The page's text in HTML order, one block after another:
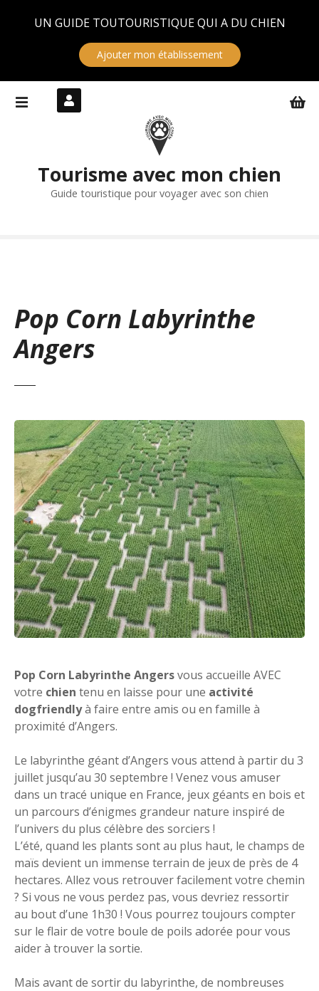
UN GUIDE TOUTOURISTIQUE QUI A DU CHIEN
Ajouter mon établissement
Tourisme avec mon chien
Guide touristique pour voyager avec son chien
Pop Corn Labyrinthe
Angers
Pop Corn Labyrinthe Angersvous accueille AVEC
votre chien tenu en laisse pour une activité
dogfriendlyà faire entre amis ou en famille à
proximité d’Angers.
Le labyrinthe géant d’Angers vous attend à partir du 3
juillet jusqu’au 30 septembre ! Venez vous amuser
dans un tracé unique en France, jeux géants en bois et
un parcours d’énigmes grandeur nature inspiré de
l’univers du plus célèbre des sorciers !
L’été, quand les plants sont au plus haut, le champs de
maïs devient un immense terrain de jeux de près de 4
hectares. Allez vous retrouver facilement votre chemin
? Si vous ne vous perdez pas, vous devriez ressortir
au bout d’une 1h30 ! Vous pourrez toujours compter
sur le flair de votre boule de poils adorée pour vous
aider à trouver la sortie.
Mais avant de sortir du labyrinthe, de nombreuses